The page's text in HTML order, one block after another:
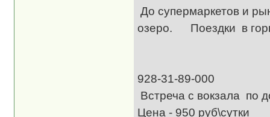
До супермаркетов и
озеро. Поездки в
928-
Встреча с вокзала по
Цена - 950 руб\сутки